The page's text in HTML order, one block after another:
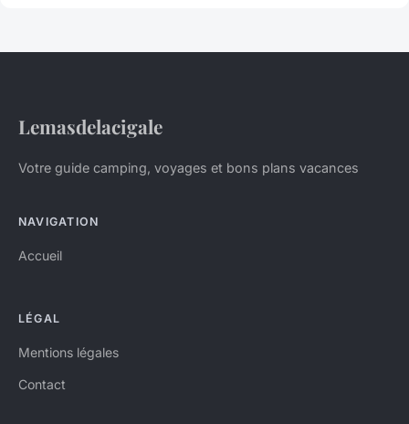
Lemasdelacigale
Votre guide camping, voyages et bons plans vacances
NAVIGATION
Accueil
LÉGAL
Mentions légales
Contact